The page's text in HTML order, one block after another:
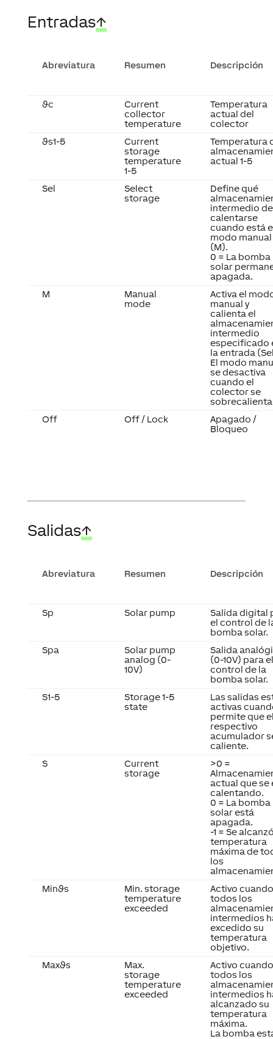
Entradas↑
Abreviatura Resumen Descripción
ϑc
Current
collector
temperature
Temperatura
actual del
colector
ϑs1-5
Current
storage
temperature
1-5
Temperatura
actual 1-5
Sel
Select
storage
Define qué
intermedio
calentarse
cuando está
modo manual
(M).
0 = La bomba
solar
apagada.
M
Manual
mode
Activa el
manual y
calienta el
intermedio
especificado
la entrada
El modo
se desactiva
cuando el
colector se
Off
Off / Lock
Apagado /
Bloqueo
Salidas↑
Abreviatura Resumen Descripción
Sp Solar pump
Salida digital
el control de
bomba solar.
Spa
Solar pump
analog (0-
10V)
Salida
(0-10V) para el
control de la
bomba solar.
S1-5
Storage 1-5
state
Las salidas
activas
permite que
respectivo
acumulador
caliente.
S
Current
storage
>0 =
actual que se
calentando.
0 = La bomba
solar está
apagada.
-1 = Se
temperatura
máxima de
los
Minϑs
Min. storage
temperature
exceeded
Activo cuando
todos los
intermedios
excedido su
temperatura
objetivo.
Maxϑs
Max.
storage
temperature
exceeded
Activo cuando
todos los
intermedios
alcanzado su
temperatura
máxima.
La bomba